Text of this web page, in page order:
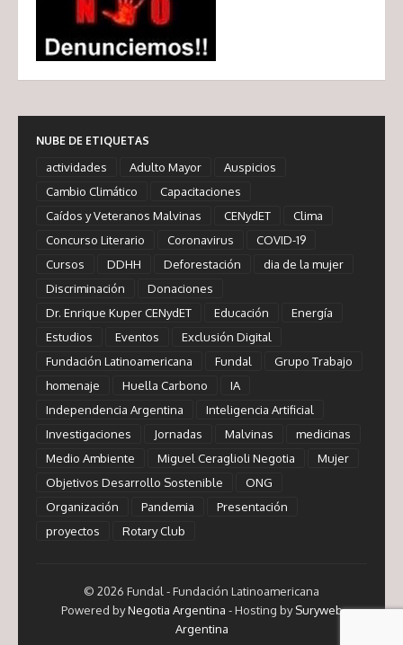
NUBE DE ETIQUETAS
actividades Adulto Mayor
Auspicios
Cambio Climático
Capacitaciones
Caídos y Veteranos Malvinas
CENydET
Clima
Concurso Literario
Coronavirus
COVID-19
Cursos
DDHH Deforestación
dia de la mujer
Discriminación
Donaciones
Dr. Enrique Kuper CENydET
Educación
Energía
Estudios
Eventos
Exclusión Digital
Fundación Latinoamericana
Fundal
Grupo Trabajo
homenaje
Huella Carbono
IA
Independencia Argentina
Inteligencia Artificial
Investigaciones
Jornadas Malvinas
medicinas
Medio Ambiente
Miguel Ceraglioli Negotia
Mujer
Objetivos Desarrollo Sostenible
ONG
Organización
Pandemia
Presentación
proyectos
Rotary Club
© 2026 Fundal - Fundación Latinoamericana
Powered byNegotia Argentina - Hosting bySuryweb
Argentina